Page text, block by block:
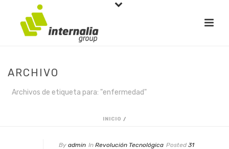
ARCHIVO
Archivos de etiqueta para: "enfermedad"
INICIO /
By admin In Revolución Tecnológica Posted 31